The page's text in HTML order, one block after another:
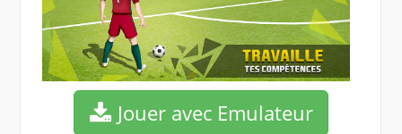
Jouer avec Emulateur